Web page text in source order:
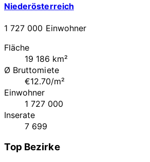
Niederösterreich
1 727 000 Einwohner
Fläche
19 186 km²
Ø Bruttomiete
€12.70/m²
Einwohner
1 727 000
Inserate
7 699
Top Bezirke